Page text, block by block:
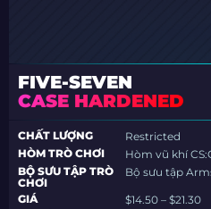
FIVE-SEVEN
CASE HARDENED
CHẤT LƯỢNG
Restricted
HÒM TRÒ CHƠI
Hòm vũ khí
BỘ SƯU TẬP TRÒ
CHƠI
Bộ sưu tập
GIÁ
$14.50 – $21.30